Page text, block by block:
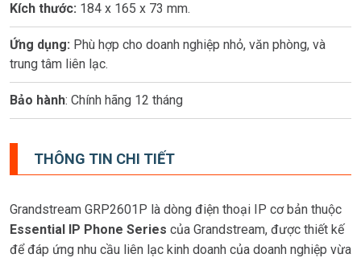
Kích thước: 184 x 165 x 73 mm.
Ứng dụng: Phù hợp cho doanh nghiệp nhỏ, văn phòng, và
trung tâm liên lạc.
Bảo hành: Chính hãng 12 tháng
THÔNG TIN CHI TIẾT
Grandstream GRP2601P là dòng điện thoại IP cơ bản thuộc
Essential IP Phone Series của Grandstream, được thiết kế
để đáp ứng nhu cầu liên lạc kinh doanh của doanh nghiệp vừa